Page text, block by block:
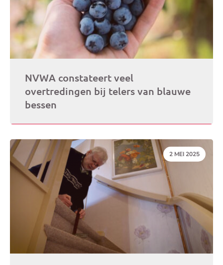
NVWA constateert veel
overtredingen bij telers van blauwe
bessen
DATUM:
2 MEI 2025